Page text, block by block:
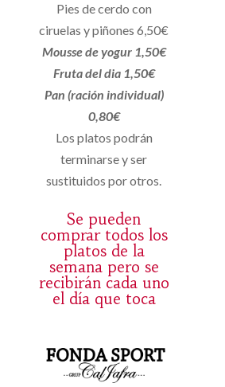
Pies de cerdo con
ciruelas y piñones 6,50€
Mousse de yogur 1,50€
Fruta del dia 1,50€
Pan (ración individual)
0,80€
Los platos podrán
terminarse y ser
sustituidos por otros.
Se pueden
comprar todos los
platos de la
semana pero se
recibirán cada uno
el día que toca